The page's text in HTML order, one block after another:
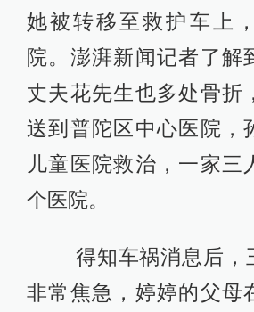
她被转移至救护车上
院。澎湃新闻记者了解
丈夫花先生也多处骨折
送到普陀区中心医院，
儿童医院救治，一家三
个医院。
得知车祸消息后，
非常焦急，婷婷的父母